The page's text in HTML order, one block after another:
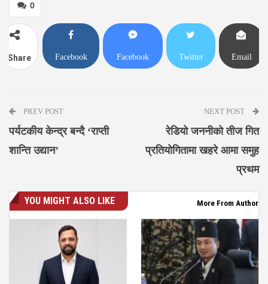
0
Share Facebook Facebook Twitter Email
PREV POST
पर्यटकीय केन्द्र बन्दै ‘राप्ती
शान्ति उद्यान’
NEXT POST
रेडियो जननीको तीज गित
प्रतियोगितामा खहरे आमा समुह
प्रथम
YOU MIGHT ALSO LIKE More From Author